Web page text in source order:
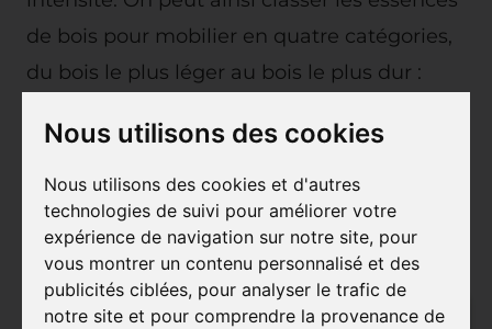
Nous utilisons des cookies
Nous utilisons des cookies et d'autres
technologies de suivi pour améliorer votre
expérience de navigation sur notre site, pour
vous montrer un contenu personnalisé et des
publicités ciblées, pour analyser le trafic de
notre site et pour comprendre la provenance de
de bois pour mobilier en quatre catégories,
du bois le plus léger au bois le plus dur :
Le peuplier, le pin, l’aulne et le sapin
Le chêne, l’orme, l’acacia et le frêne
Le wengé, l’azobé et l’acacia foncé